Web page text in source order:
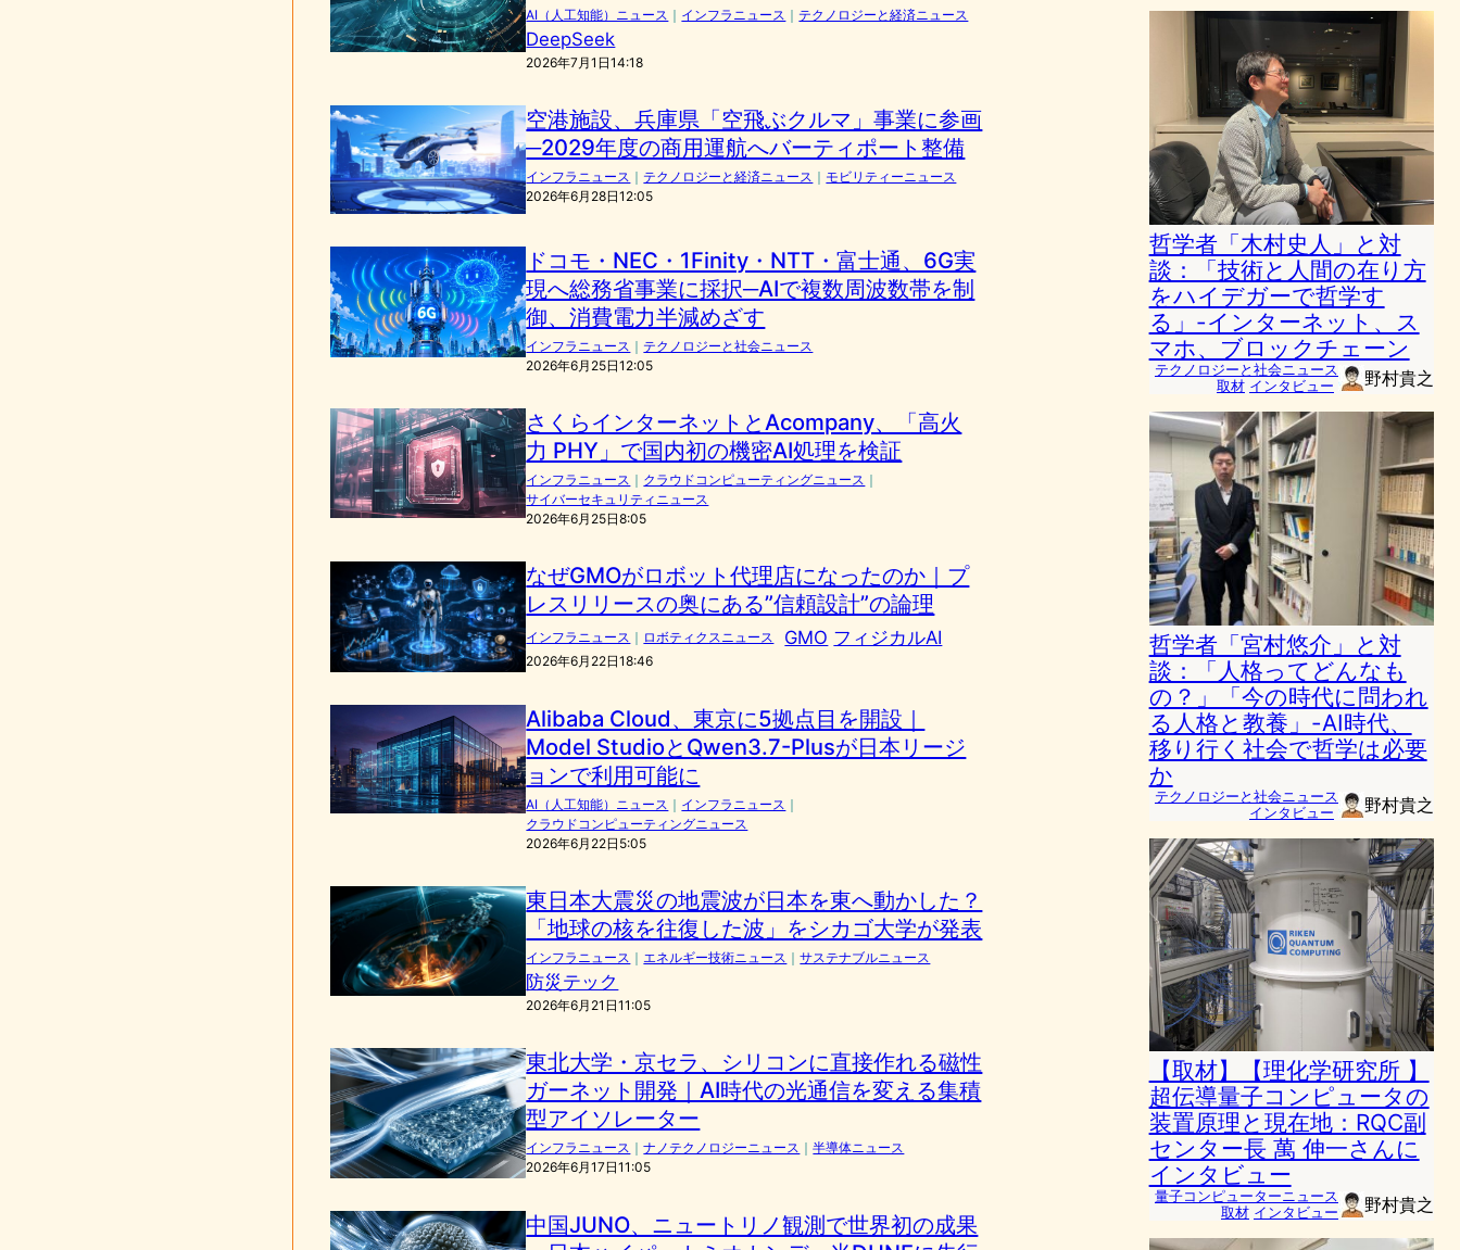
AI（人工知能）ニュース ｜ インフラニュース ｜テクノロジーと経済ニュース
DeepSeek
2026年7月1日14:18
空港施設、兵庫県「空飛ぶクルマ」事業に参画
─2029年度の商用運航へバーティポート整備
インフラニュース ｜テクノロジーと経済ニュース ｜ モビリティーニュース
2026年6月28日12:05
ドコモ・NEC・1Finity・NTT・富士通、6G実
現へ総務省事業に採択─AIで複数周波数帯を制
御、消費電力半減めざす
インフラニュース ｜テクノロジーと社会ニュース
2026年6月25日12:05
さくらインターネットとAcompany、「高火
力 PHY」で国内初の機密AI処理を検証
インフラニュース ｜ クラウドコンピューティングニュース ｜
サイバーセキュリティニュース
2026年6月25日8:05
なぜGMOがロボット代理店になったのか｜プ
レスリリースの奥にある”信頼設計”の論理
インフラニュース ｜ ロボティクスニュース GMO フィジカルAI
2026年6月22日18:46
Alibaba Cloud、東京に5拠点目を開設｜
Model StudioとQwen3.7-Plusが日本リージ
ョンで利用可能に
AI（人工知能）ニュース ｜ インフラニュース ｜
クラウドコンピューティングニュース
2026年6月22日5:05
東日本大震災の地震波が日本を東へ動かした？
「地球の核を往復した波」をシカゴ大学が発表
インフラニュース ｜ エネルギー技術ニュース ｜サステナブルニュース
防災テック
2026年6月21日11:05
東北大学・京セラ、シリコンに直接作れる磁性
ガーネット開発｜AI時代の光通信を変える集積
型アイソレーター
インフラニュース ｜ナノテクノロジーニュース ｜半導体ニュース
2026年6月17日11:05
中国JUNO、ニュートリノ観測で世界初の成果
哲学者「木村史人」と対
談：「技術と人間の在り方
をハイデガーで哲学す
る」-インターネット、ス
マホ、ブロックチェーン
テクノロジーと社会ニュース
取材 インタビュー 野村貴之
哲学者「宮村悠介」と対
談：「人格ってどんなも
の？」「今の時代に問われ
る人格と教養」-AI時代、
移り行く社会で哲学は必要
か
テクノロジーと社会ニュース
インタビュー
野村貴之
【取材】【理化学研究所 】
超伝導量子コンピュータの
装置原理と現在地：RQC副
センター長 萬 伸一さんに
インタビュー
量子コンピューターニュース
取材 インタビュー 野村貴之